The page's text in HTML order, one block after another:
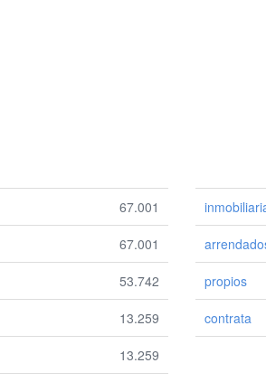
67.001
67.001
53.742
13.259
13.259
propios
contrata